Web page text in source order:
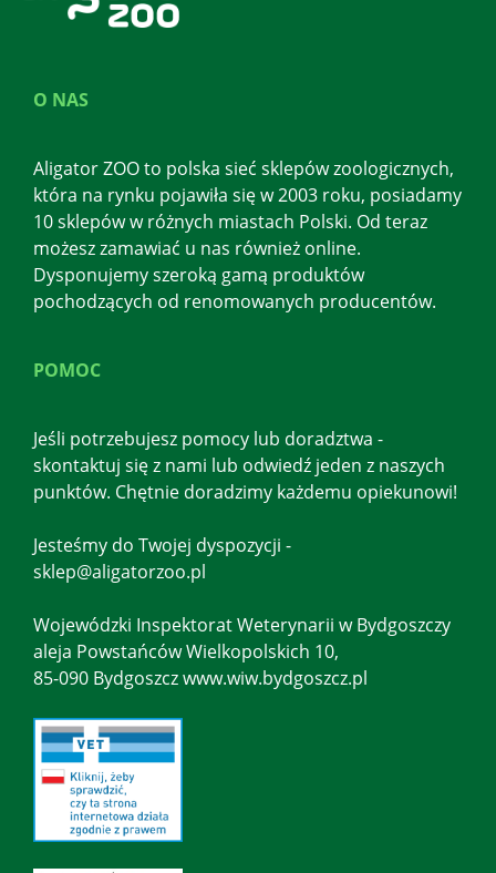
O NAS
Aligator ZOO to polska sieć sklepów zoologicznych,
która na rynku pojawiła się w 2003 roku, posiadamy
10 sklepów w różnych miastach Polski. Od teraz
możesz zamawiać u nas również online.
Dysponujemy szeroką gamą produktów
pochodzących od renomowanych producentów.
POMOC
Jeśli potrzebujesz pomocy lub doradztwa -
skontaktuj się z nami lub odwiedź jeden z naszych
punktów. Chętnie doradzimy każdemu opiekunowi!
Jesteśmy do Twojej dyspozycji -
sklep@aligatorzoo.pl
Wojewódzki Inspektorat Weterynarii w Bydgoszczy
aleja Powstańców Wielkopolskich 10,
85-090 Bydgoszcz www.wiw.bydgoszcz.pl